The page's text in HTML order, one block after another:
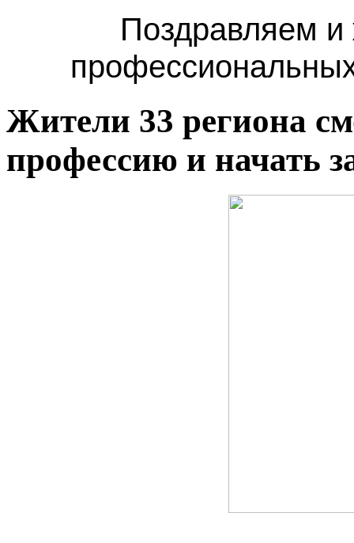
Поздравляем
Жители 33 региона
профессию и начать